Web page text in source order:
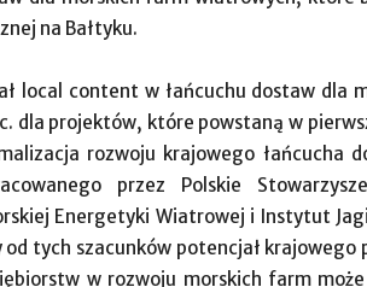
na Bałtyku.
local content w łańcuchu dostaw dla
dla projektów, które powstaną w
rozwoju krajowego łańcucha
przez Polskie
Energetyki Wiatrowej i Instytut
tych szacunków potencjał krajowego
w rozwoju morskich farm